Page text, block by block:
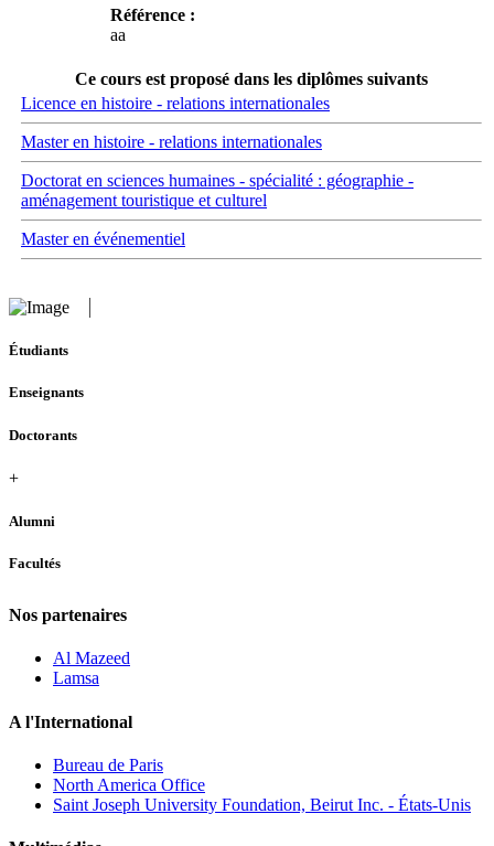
Référence :
aa
Ce cours est proposé dans les diplômes suivants
Licence en histoire - relations internationales
Master en histoire - relations internationales
Doctorat en sciences humaines - spécialité : géographie -
aménagement touristique et culturel
Master en événementiel
Étudiants
Enseignants
Doctorants
+
Alumni
Facultés
Nos partenaires
Al Mazeed
Lamsa
A l'International
Bureau de Paris
North America Office
Saint Joseph University Foundation, Beirut Inc. - États-Unis